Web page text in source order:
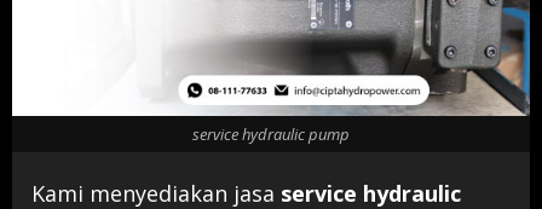
service hydraulic pump
Kami menyediakan jasa service hydraulic